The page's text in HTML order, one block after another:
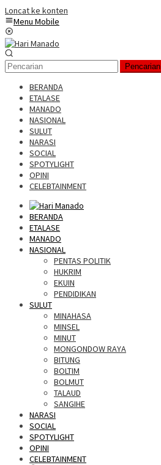
Loncat ke konten
Menu Mobile
Pencarian
BERANDA
ETALASE
MANADO
NASIONAL
SULUT
NARASI
SOCIAL
SPOTYLIGHT
OPINI
CELEBTAINMENT
BERANDA
ETALASE
MANADO
NASIONAL
PENTAS POLITIK
HUKRIM
EKUIN
PENDIDIKAN
SULUT
MINAHASA
MINSEL
MINUT
MONGONDOW RAYA
BITUNG
BOLTIM
BOLMUT
TALAUD
SANGIHE
NARASI
SOCIAL
SPOTYLIGHT
OPINI
CELEBTAINMENT